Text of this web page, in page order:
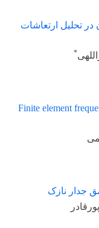
تحلیل ارتعاشات
*
Finite element
جدار نازک